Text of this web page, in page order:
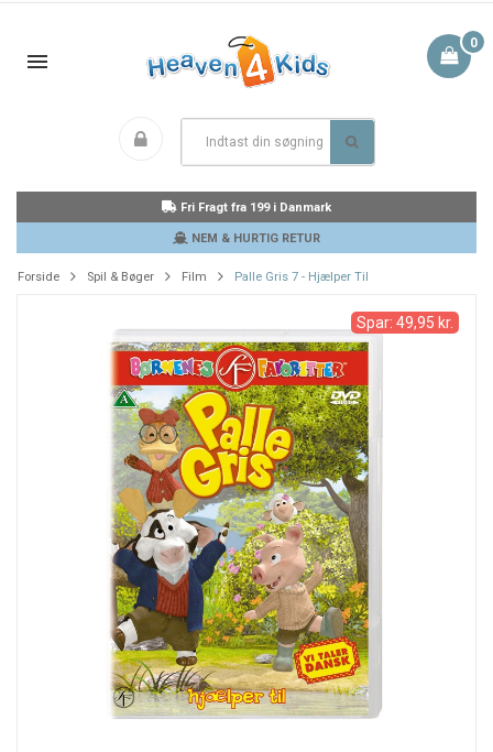
0
Fri Fragt fra 199 i Danmark
NEM & HURTIG RETUR
Forside Spil & Bøger Film Palle Gris 7 - Hjælper Til
Spar: 49,95 kr.